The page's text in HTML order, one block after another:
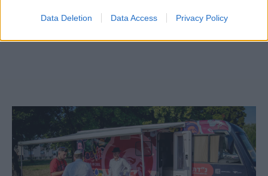
Data Deletion Data Access Privacy Policy
Egy különleges családi járattal 140 új